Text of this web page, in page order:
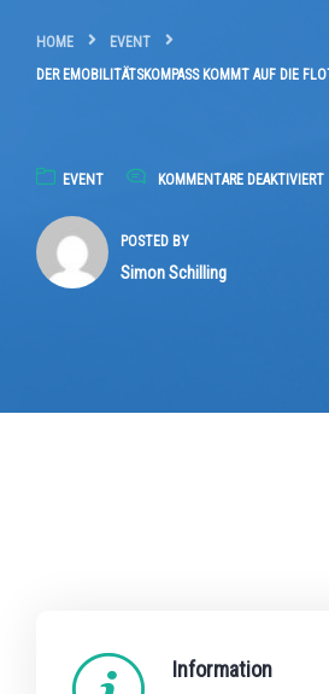
HOME
EVENT
DER EMOBILITÄTSKOMPASS KOMMT AUF DIE
EVENT KOMMENTARE DEAKTIVIERT
POSTED BY
Simon Schilling
Information